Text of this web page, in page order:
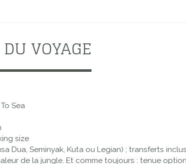
VOYAGE
Sea
size
Dua, Seminyak, Kuta ou Legian) ; transferts inclus
de la jungle. Et comme toujours : tenue